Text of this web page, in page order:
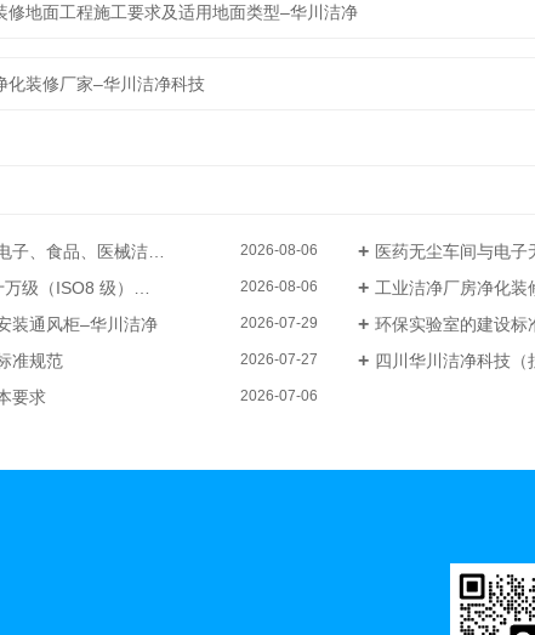
修地面工程施工要求及适用地面类型–华川洁净
化装修厂家–华川洁净科技
械洁净厂房整体装修–华川洁净 2026-08-06 医药无尘车间与电子无尘车间
厂洁净无尘车间装修成本差异 2026-08-06 工业洁净厂房净化装
装通风柜–华川洁净 2026-07-29 环保实验室的建设标
准规范 2026-07-27 四川华川洁净科技（
要求 2026-07-06